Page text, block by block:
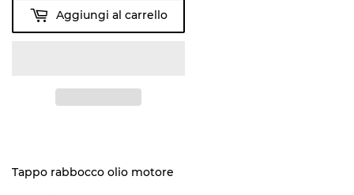
Aggiungi al carrello
Tappo rabbocco olio motore